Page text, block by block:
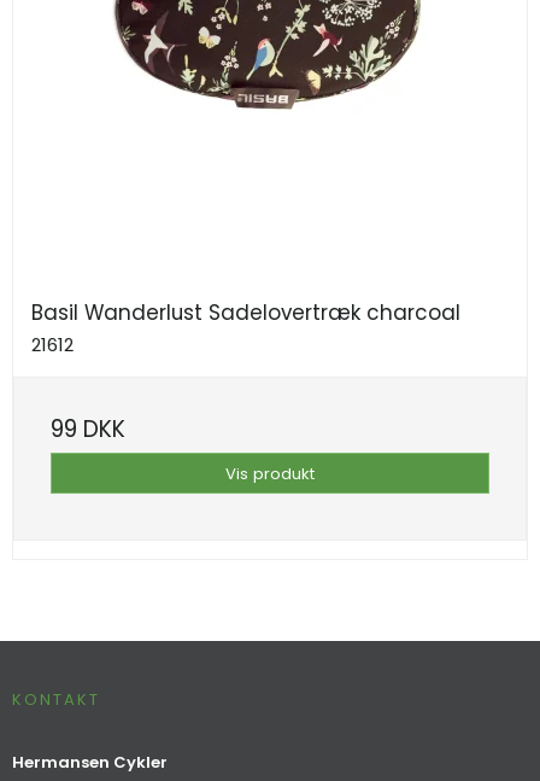
Basil Wanderlust Sadelovertræk charcoal
21612
99 DKK
Vis produkt
KONTAKT
Hermansen Cykler